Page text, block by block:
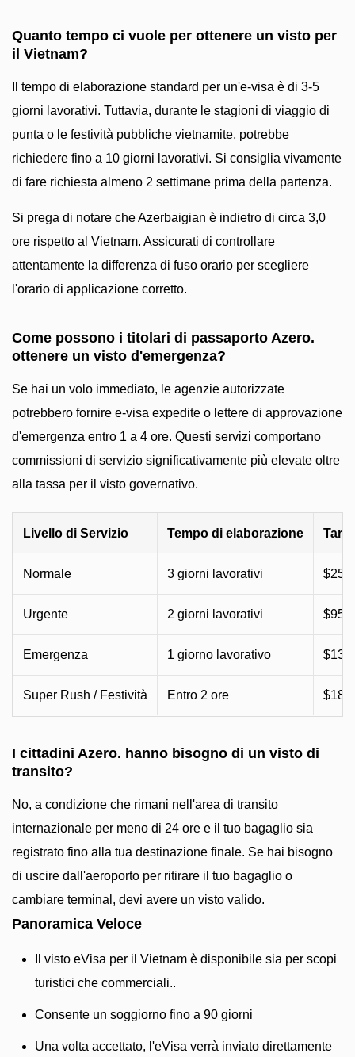
Quanto tempo ci vuole per ottenere un visto per
il Vietnam?
Il tempo di elaborazione standard per un'e-visa è di 3-5
giorni lavorativi. Tuttavia, durante le stagioni di viaggio di
punta o le festività pubbliche vietnamite, potrebbe
richiedere fino a 10 giorni lavorativi. Si consiglia vivamente
di fare richiesta almeno 2 settimane prima della partenza.
Si prega di notare che Azerbaigian è indietro di circa 3,0
ore rispetto al Vietnam. Assicurati di controllare
attentamente la differenza di fuso orario per scegliere
l'orario di applicazione corretto.
Come possono i titolari di passaporto Azero.
ottenere un visto d'emergenza?
Se hai un volo immediato, le agenzie autorizzate
potrebbero fornire e-visa expedite o lettere di approvazione
d'emergenza entro 1 a 4 ore. Questi servizi comportano
commissioni di servizio significativamente più elevate oltre
alla tassa per il visto governativo.
Livello di Servizio Tempo di elaborazione
Normale 3 giorni lavorativi $25
Urgente 2 giorni lavorativi
Emergenza 1 giorno lavorativo
Super Rush / Festività Entro 2 ore
I cittadini Azero. hanno bisogno di un visto di
transito?
No, a condizione che rimani nell'area di transito
internazionale per meno di 24 ore e il tuo bagaglio sia
registrato fino alla tua destinazione finale. Se hai bisogno
di uscire dall'aeroporto per ritirare il tuo bagaglio o
cambiare terminal, devi avere un visto valido.
Panoramica Veloce
Il visto eVisa per il Vietnam è disponibile sia per scopi
turistici che commerciali..
Consente un soggiorno fino a 90 giorni
Una volta accettato, l'eVisa verrà inviato direttamente